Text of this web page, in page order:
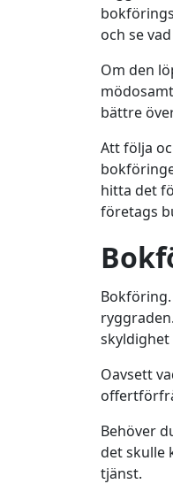
och se
Om den
bättre
Att följa
hitta det
företags
Oavsett
Behöver
det skulle
tjänst.